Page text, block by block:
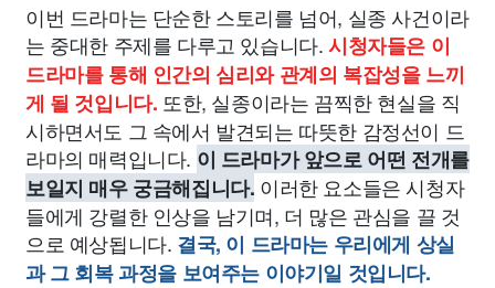
이번 드라마는 단순한 스토리를 넘어, 실종 사건이라
는 중대한 주제를 다루고 있습니다.시청자들은 이
드라마를 통해 인간의 심리와 관계의 복잡성을 느끼
게 될 것입니다. 또한, 실종이라는 끔찍한 현실을 직
시하면서도 그 속에서 발견되는 따뜻한 감정선이 드
라마의 매력입니다. 이 드라마가 앞으로 어떤 전개를
보일지 매우 궁금해집니다. 이러한 요소들은 시청자
들에게 강렬한 인상을 남기며, 더 많은 관심을 끌 것
으로 예상됩니다. 결국, 이 드라마는 우리에게 상실
과 그 회복 과정을 보여주는 이야기일 것입니다.